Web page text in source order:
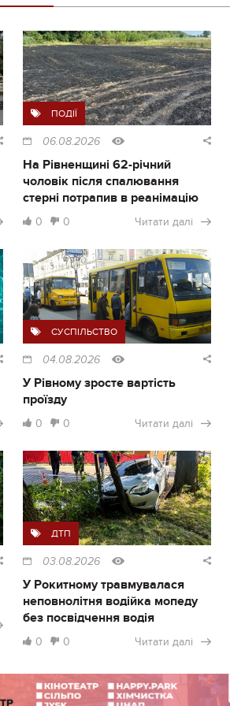
ПОДІЇ
06.08.2026
На Рівненщині 62-річний
чоловік після спалювання
стерні потрапив в реанімацію
0 0 Читати далі
СУСПІЛЬСТВО
04.08.2026
У Рівному зросте вартість
проїзду
0 0 Читати далі
ДТП
03.08.2026
У Рокитному травмувалася
неповнолітня водійка мопеду
без посвідчення водія
0 0 Читати далі